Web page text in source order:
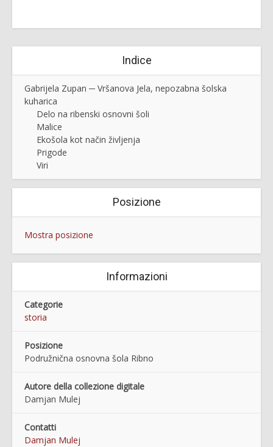
Indice
Gabrijela Zupan ─ Vršanova Jela, nepozabna šolska
kuharica
Delo na ribenski osnovni šoli
Malice
Ekošola kot način življenja
Prigode
Viri
Posizione
Mostra posizione
Informazioni
Categorie
storia
Posizione
Podružnična osnovna šola Ribno
Autore della collezione digitale
Damjan Mulej
Contatti
Damjan Mulej